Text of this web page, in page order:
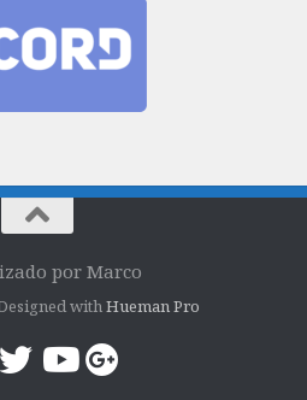
por Marco
withHueman Pro